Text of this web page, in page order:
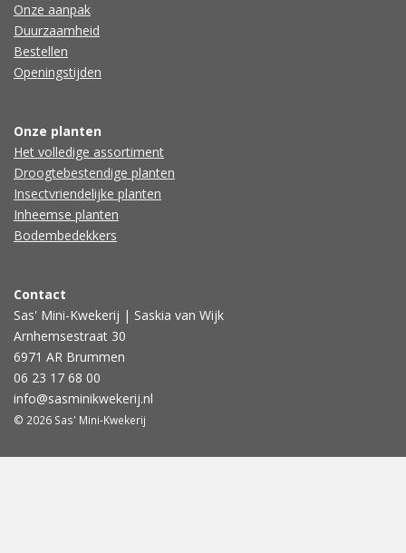
Onze aanpak
Duurzaamheid
Bestellen
Openingstijden
Onze planten
Het volledige assortiment
Droogtebestendige planten
Insectvriendelijke planten
Inheemse planten
Bodembedekkers
Contact
Sas' Mini-Kwekerij | Saskia van Wijk
Arnhemsestraat 30
6971 AR Brummen
06 23 17 68 00
info@sasminikwekerij.nl
© 2026 Sas' Mini-Kwekerij